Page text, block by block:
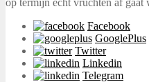
Facebook
GooglePlus
Twitter
Linkedin
Telegram